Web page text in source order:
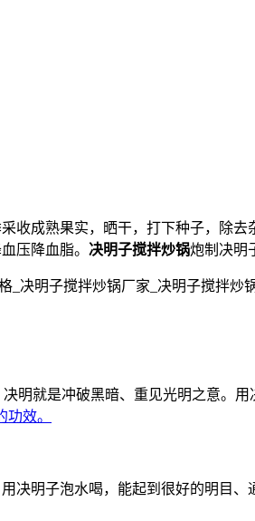
成熟果实，晒干，打下种子，除
压降血脂。 决明子搅拌炒锅炮制决明
明就是冲破黑暗、重见光明之意。
效。
明子泡水喝，能起到很好的明目